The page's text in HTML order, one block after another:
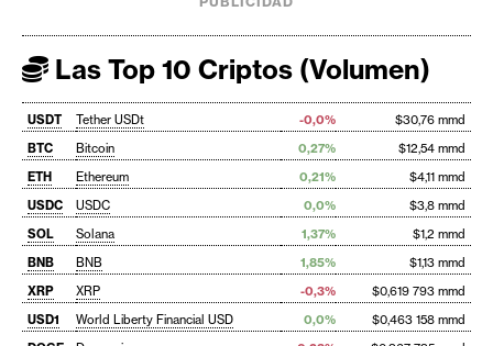
Las Top 10 Criptos (Volumen)
USDT Tether USDt -0,0%
$30,76 mmd
BTC
Bitcoin 0,27%
$12,54 mmd
ETH
Ethereum 0,21%
$4,11 mmd
USDC
USDC 0,0%
$3,8 mmd
SOL
Solana 1,37%
$1,2 mmd
BNB
BNB 1,85%
$1,13 mmd
XRP
XRP -0,3%
$0,619 793 mmd
USD1
World Liberty Financial USD 0,0%
$0,463 158 mmd